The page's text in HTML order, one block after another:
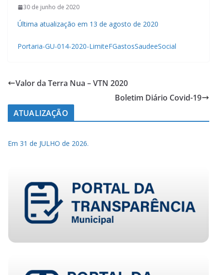
30 de junho de 2020
Última atualização em 13 de agosto de 2020
Portaria-GU-014-2020-LimiteFGastosSaudeeSocial
Valor da Terra Nua – VTN 2020
Boletim Diário Covid-19
ATUALIZAÇÃO
Em 31 de JULHO de 2026.